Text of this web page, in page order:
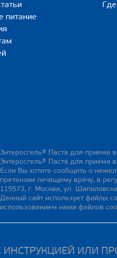
питание
Энтеросгель® Паста для приема
Энтеросгель® Паста для приема
Если Вы хотите сообщить о
претензии лечащему врачу, в
115573, г. Москва, ул.
Данный сайт использует файлы
использованием нами файлов
ИЛИ